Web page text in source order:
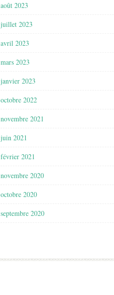
août 2023
juillet 2023
avril 2023
mars 2023
janvier 2023
octobre 2022
novembre 2021
juin 2021
février 2021
novembre 2020
octobre 2020
septembre 2020